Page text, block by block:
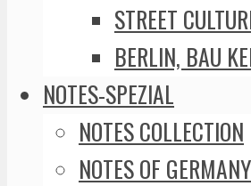
STREET
BERLIN, BAU
NOTES-SPEZIAL
NOTES COLLECTION
NOTES OF GERMANY